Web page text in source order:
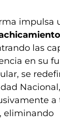
impulsa
las
en su
se
a
eliminando